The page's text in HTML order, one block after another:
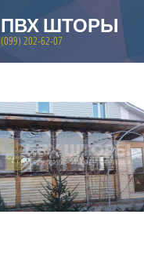
ПВХ ШТОРЫ
(099) 202-62-07